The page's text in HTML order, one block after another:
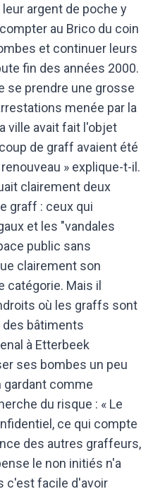
argent de poche y
au Brico du coin
et continuer leurs
fin des années 2000.
se prendre une grosse
menée par la
ville avait fait l'objet
de graff avaient été
» explique-t-il.
clairement deux
graff : ceux qui
et les "vandales
public sans
clairement son
catégorie. Mais il
où les graffs sont
bâtiments
à Etterbeek
ses bombes un peu
gardant comme
du risque : « Le
ce qui compte
des autres graffeurs,
le non initiés n'a
c'est facile d'avoir